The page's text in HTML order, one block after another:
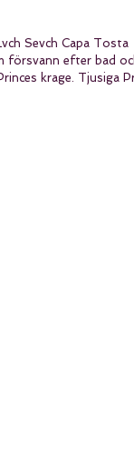
Sevch Capa Tosta
försvann efter bad
krage. Tjusiga